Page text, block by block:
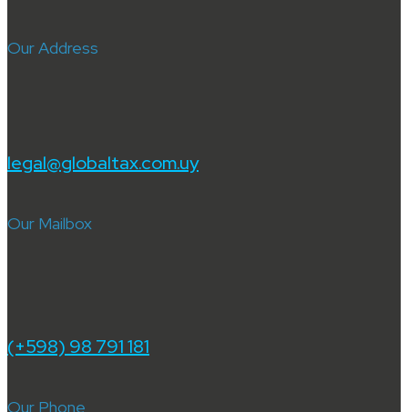
Our Address
legal@globaltax.com.uy
Our Mailbox
(+598) 98 791 181
Our Phone